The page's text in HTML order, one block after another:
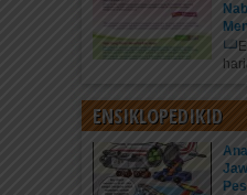
ENSIKLOPEDIKID